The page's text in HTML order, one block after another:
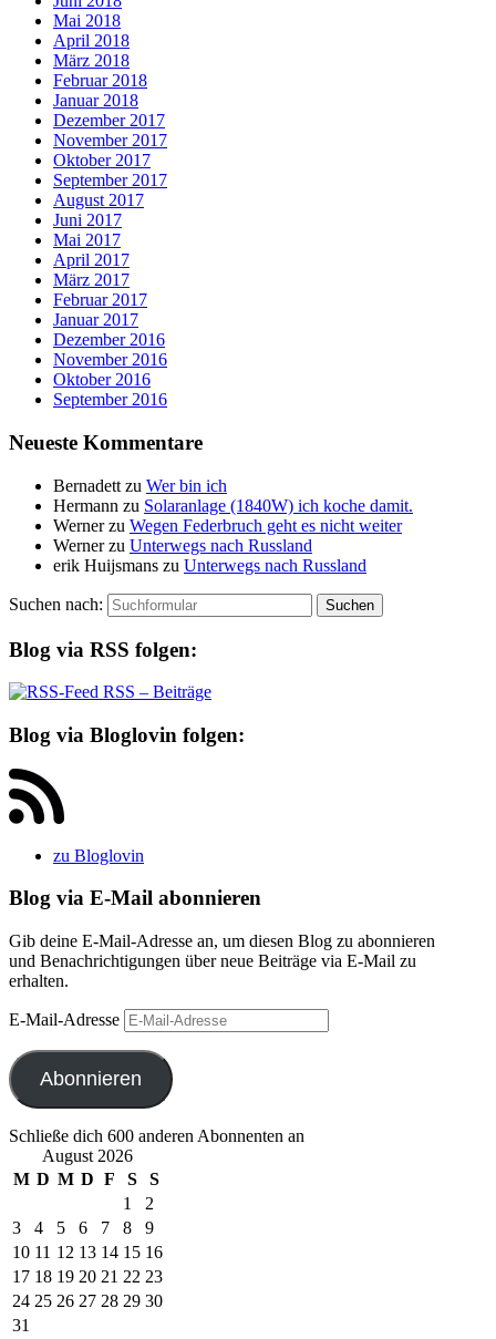
Mai 2018
April 2018
März 2018
Februar 2018
Januar 2018
Dezember 2017
November 2017
Oktober 2017
September 2017
August 2017
Juni 2017
Mai 2017
April 2017
März 2017
Februar 2017
Januar 2017
Dezember 2016
November 2016
Oktober 2016
September 2016
Neueste Kommentare
Bernadett zu Wer bin ich
Hermann zu Solaranlage (1840W) ich koche damit.
Wernerzu Wegen Federbruch geht es nicht weiter
Wernerzu Unterwegs nach Russland
erik Huijsmans zu Unterwegs nach Russland
Suchen nach:
Blog via RSS folgen:
RSS – Beiträge
Blog via Bloglovin folgen:
zu Bloglovin
Blog via E-Mail abonnieren
Gib deine E-Mail-Adresse an, um diesen Blog zu abonnieren
und Benachrichtigungen über neue Beiträge via E-Mail zu
erhalten.
E-Mail-Adresse
Abonnieren
Schließe dich 600 anderen Abonnenten an
August 2026
M D M D F S
S
1
2
3
4 5 6 7 8
9
10 11 12 13 14 15 16
17 18 19 20 21 22 23
24 25 26 27 28 29 30
31